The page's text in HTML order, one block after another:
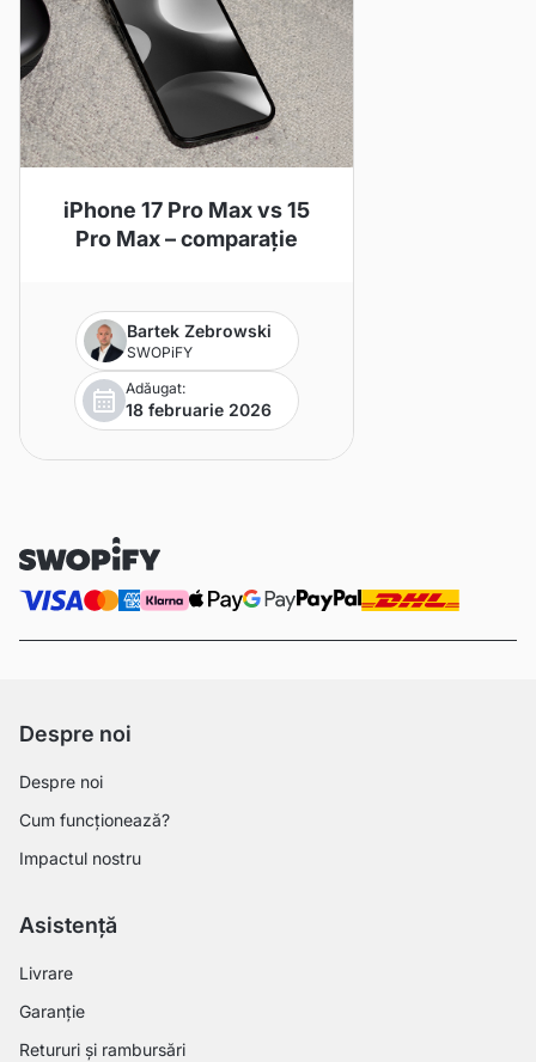
iPhone 17 Pro Max vs 15
Pro Max – comparație
Bartek Zebrowski
SWOPiFY
Adăugat:
18 februarie 2026
Despre noi
Despre noi
Cum funcționează?
Impactul nostru
Asistență
Livrare
Garanție
Retururi și rambursări